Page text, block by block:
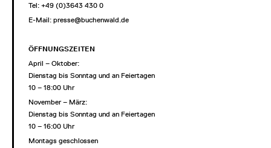
Tel: +49 (0)3643 430 0
E-Mail: presse@buchenwald.de
ÖFFNUNGSZEITEN
April – Oktober:
Dienstag bis Sonntag und an Feiertagen
10 – 18:00 Uhr
November – März:
Dienstag bis Sonntag und an Feiertagen
10 – 16:00 Uhr
Montags geschlossen